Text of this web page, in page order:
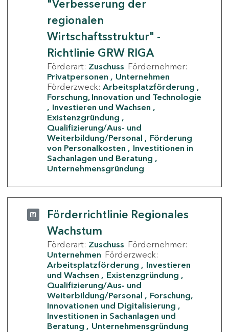
"Verbesserung der
regionalen
Wirtschaftsstruktur" -
Richtlinie GRW RIGA
Förderart: Zuschuss Fördernehmer:
Privatpersonen
Unternehmen
Förderzweck: Arbeitsplatzförderung
Forschung, Innovation und Technologie
Investieren und Wachsen
Existenzgründung
Qualifizierung/Aus- und
Weiterbildung/Personal
Förderung
von Personalkosten
Investitionen in
Sachanlagen und Beratung
Unternehmensgründung
Förderrichtlinie Regionales
Wachstum
Förderart: Zuschuss Fördernehmer:
Unternehmen Förderzweck:
Arbeitsplatzförderung
Investieren
und Wachsen
Existenzgründung
Qualifizierung/Aus- und
Weiterbildung/Personal
Forschung,
Innovationen und Digitalisierung
Investitionen in Sachanlagen und
Beratung
Unternehmensgründung